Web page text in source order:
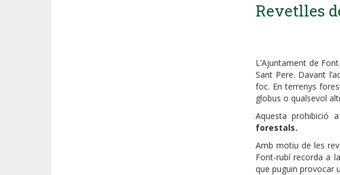
Revetlles
L’Ajuntament de
Sant Pere. Davant
foc. En terrenys
globus o qualsevol
Aquesta prohibició
forestals.
Amb motiu de les
Font-rubí recorda a
que puguin provocar